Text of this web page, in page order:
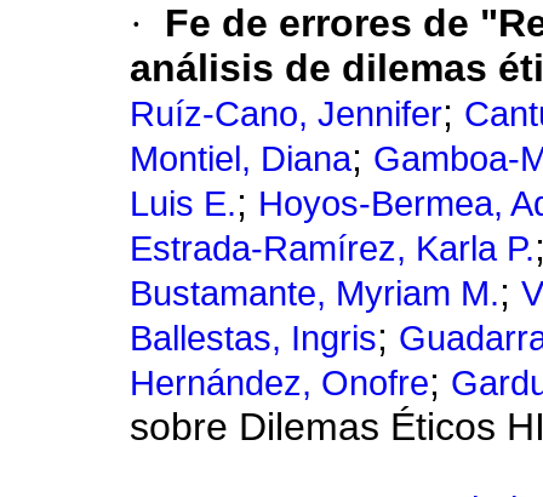
·
Fe de errores de
análisis de dilemas
Ruíz-Cano, Jennifer;
Montiel, Diana; Gamboa-
Luis E.; Hoyos-Bermea,
Estrada-Ramírez, Karla P.
Bustamante, Myriam M.;
Ballestas, Ingris;
Hernández, Onofre;
sobre Dilemas Éticos